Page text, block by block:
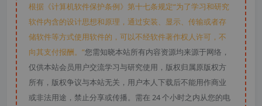
根据《计算机软件保护条例》第十七条规定“为了学习和研究
软件内含的设计思想和原理，通过安装、显示、传输或者存
储软件等方式使用软件的，可以不经软件著作权人许可，不
向其支付报酬。”您需知晓本站所有内容资源均来源于网络，
仅供本站会员用户交流学习与研究使用，版权归属原版权方
所有，版权争议与本站无关，用户本人下载后不能用作商业
或非法用途，禁止分享或传播。需在 24 个小时之内从您的电